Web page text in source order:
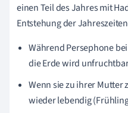
einen Teil des Jahres mit
Entstehung der
Während Persephone
die Erde wird
Wenn sie zu ihrer
wieder lebendig